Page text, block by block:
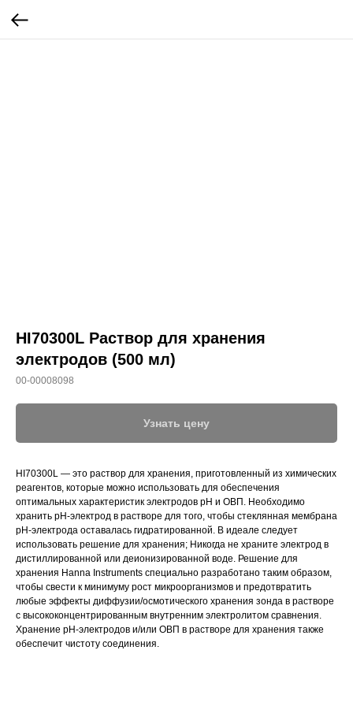
HI70300L Раствор для хранения
электродов (500 мл)
00-00008098
Узнать цену
HI70300L — это раствор для хранения, приготовленный из химических
реагентов, которые можно использовать для обеспечения
оптимальных характеристик электродов pH и ОВП. Необходимо
хранить рН-электрод в растворе для того, чтобы стеклянная мембрана
рН-электрода оставалась гидратированной. В идеале следует
использовать решение для хранения; Никогда не храните электрод в
дистиллированной или деионизированной воде. Решение для
хранения Hanna Instruments специально разработано таким образом,
чтобы свести к минимуму рост микроорганизмов и предотвратить
любые эффекты диффузии/осмотического хранения зонда в растворе
с высококонцентрированным внутренним электролитом сравнения.
Хранение pH-электродов и/или ОВП в растворе для хранения также
обеспечит чистоту соединения.